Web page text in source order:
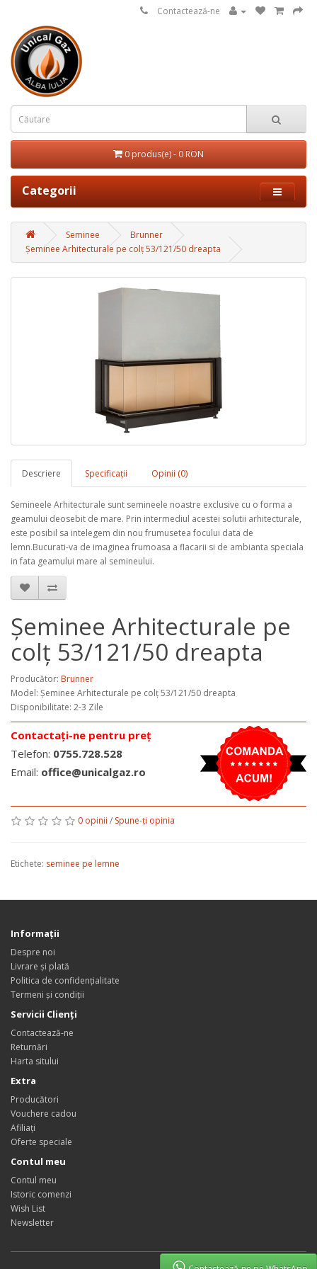
Contactează-ne
0 produs(e) - 0 RON
Categorii
Seminee
Brunner
Șeminee Arhitecturale pe colț 53/121/50 dreapta
Descriere Specificaţii Opinii (0)
Semineele Arhitecturale sunt semineele noastre exclusive cu o forma a
geamului deosebit de mare. Prin intermediul acestei solutii arhitecturale,
este posibil sa intelegem din nou frumusetea focului data de
lemn.Bucurati-va de imaginea frumoasa a flacarii si de ambianta speciala
in fata geamului mare al semineului.
Șeminee Arhitecturale pe
colț 53/121/50 dreapta
Producător: Brunner
Model: Șeminee Arhitecturale pe colț 53/121/50 dreapta
Disponibilitate: 2-3 Zile
Contactați-ne pentru preț
Telefon: 0755.728.528
Email: office@unicalgaz.ro
0 opinii / Spune-ţi opinia
Etichete: seminee pe lemne
Informaţii
Despre noi
Livrare și plată
Politica de confidențialitate
Termeni și condiții
Servicii Clienţi
Contactează-ne
Returnări
Harta sitului
Extra
Producători
Vouchere cadou
Afiliaţi
Oferte speciale
Contul meu
Contul meu
Istoric comenzi
Wish List
Newsletter